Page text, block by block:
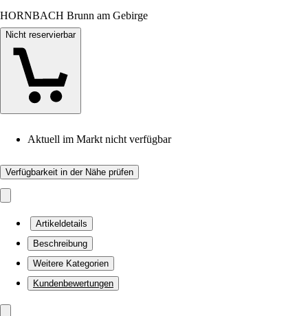
HORNBACH Brunn am Gebirge
Nicht reservierbar
Aktuell im Markt nicht verfügbar
Verfügbarkeit in der Nähe prüfen
Artikeldetails
Beschreibung
Weitere Kategorien
Kundenbewertungen